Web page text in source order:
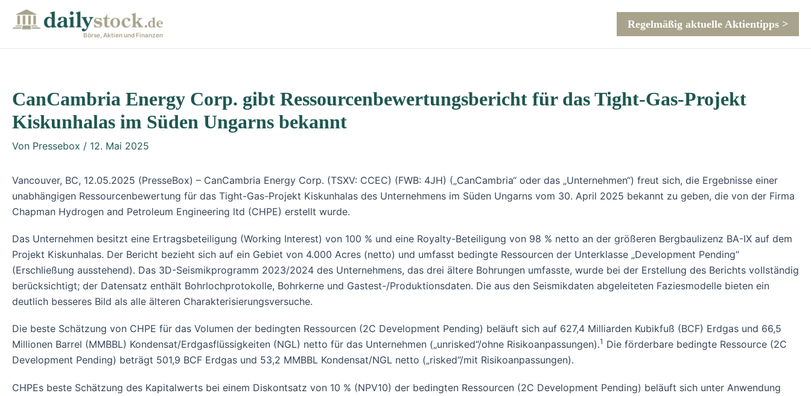
Inhalt
Börse, Aktien und Finanzen
Regelmäßig aktuelle Aktientipps >
CanCambria Energy Corp. gibt Ressourcenbewertungsbericht für das Tight-Gas-Projekt
Kiskunhalas im Süden Ungarns bekannt
Von Pressebox / 12. Mai 2025
Vancouver, BC, 12.05.2025 (PresseBox) – CanCambria Energy Corp. (TSXV: CCEC) (FWB: 4JH) („CanCambria“ oder das „Unternehmen“) freut sich, die Ergebnisse einer
unabhängigen Ressourcenbewertung für das Tight-Gas-Projekt Kiskunhalas des Unternehmens im Süden Ungarns vom 30. April 2025 bekannt zu geben, die von der Firma
Chapman Hydrogen and Petroleum Engineering ltd (CHPE) erstellt wurde.
Das Unternehmen besitzt eine Ertragsbeteiligung (Working Interest) von 100 % und eine Royalty-Beteiligung von 98 % netto an der größeren Bergbaulizenz BA-IX auf dem
Projekt Kiskunhalas. Der Bericht bezieht sich auf ein Gebiet von 4.000 Acres (netto) und umfasst bedingte Ressourcen der Unterklasse „Development Pending“
(Erschließung ausstehend). Das 3D-Seismikprogramm 2023/2024 des Unternehmens, das drei ältere Bohrungen umfasste, wurde bei der Erstellung des Berichts vollständig
berücksichtigt; der Datensatz enthält Bohrlochprotokolle, Bohrkerne und Gastest-/Produktionsdaten. Die aus den Seismikdaten abgeleiteten Faziesmodelle bieten ein
deutlich besseres Bild als alle älteren Charakterisierungsversuche.
Die beste Schätzung von CHPE für das Volumen der bedingten Ressourcen (2C Development Pending) beläuft sich auf 627,4 Milliarden Kubikfuß (BCF) Erdgas und 66,5
Millionen Barrel (MMBBL) Kondensat/Erdgasflüssigkeiten (NGL) netto für das Unternehmen („unrisked“/ohne Risikoanpassungen).1 Die förderbare bedingte Ressource (2C
Development Pending) beträgt 501,9 BCF Erdgas und 53,2 MMBBL Kondensat/NGL netto („risked“/mit Risikoanpassungen).
CHPEs beste Schätzung des Kapitalwerts bei einem Diskontsatz von 10 % (NPV10) der bedingten Ressourcen (2C Development Pending) beläuft sich unter Anwendung
navigation